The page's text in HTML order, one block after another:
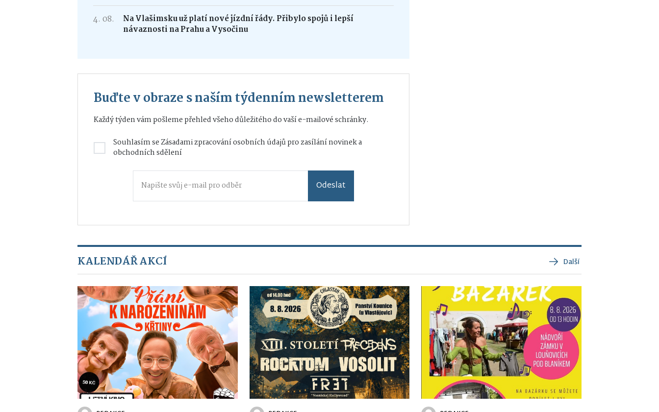
4. 08.
Na Vlašimsku už platí nové jízdní řády. Přibylo spojů i lepší
návaznosti na Prahu a Vysočinu
Buďte v obraze s naším týdenním newsletterem
Každý týden vám pošleme přehled všeho důležitého do vaší e-mailové schránky.
Souhlasím seZásadami zpracování osobních údajůpro zasílání novinek a
obchodních sdělení
Odeslat
KALENDÁŘ AKCÍ Další